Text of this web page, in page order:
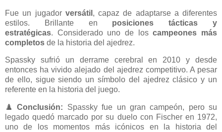
Fue un jugador versátil , capaz de adaptarse a diferentes
estilos.
Brillante en posiciones tácticas y
estratégicas. Considerado uno de loscampeones más
completos de la historia del ajedrez.
Spassky sufrió un derrame cerebral en 2010 y desde
entonces ha vivido alejado del ajedrez competitivo. A pesar
de ello, sigue siendo un símbolo del ajedrez clásico y un
referente en la historia del juego.
♟️Conclusión: Spassky fue un gran campeón, pero su
legado quedó marcado por su duelo con Fischer en 1972,
uno de los momentos más icónicos en la historia del